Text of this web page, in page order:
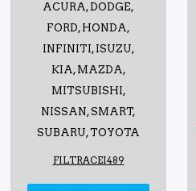
ACURA, DODGE,
FORD, HONDA,
INFINITI, ISUZU,
KIA, MAZDA,
MITSUBISHI,
NISSAN, SMART,
SUBARU, TOYOTA
FILTRACEI489